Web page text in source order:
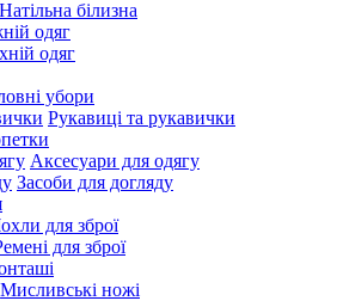
Натільна білизна
одяг
одяг
убори
Рукавиці та рукавички
Аксесуари для одягу
Засоби для догляду
для зброї
для зброї
Мисливські ножі